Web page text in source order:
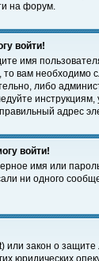
на форум.
войти!
имя
вам необходимо
либо
адрес
войти!
имя или
ни одного
или закон о
юридических